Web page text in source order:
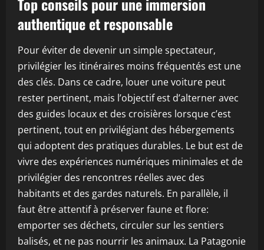
authentique et responsable
Pour éviter de devenir un simple spectateur,
privilégier les itinéraires moins fréquentés est une
des clés. Dans ce cadre, louer une voiture peut
rester pertinent, mais l’objectif est d’alterner avec
des guides locaux et des croisières lorsque c’est
pertinent, tout en privilégiant des hébergements
qui adoptent des pratiques durables. Le but est de
vivre des expériences numériques minimales et de
privilégier des rencontres réelles avec des
habitants et des gardes naturels. En parallèle, il
faut être attentif à préserver faune et flore:
emporter ses déchets, circuler sur les sentiers
balisés, et ne pas nourrir les animaux. La Patagonie